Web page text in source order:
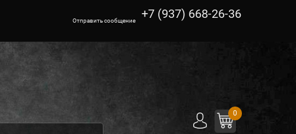
Отправить сообщение +7 (937) 668-26-36
0